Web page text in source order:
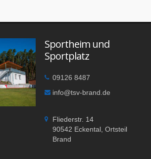
Sportheim und
Sportplatz
09126 8487
info@tsv-brand.de
Fliederstr. 14
90542 Eckental, Ortsteil
Brand